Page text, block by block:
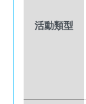
活動類型